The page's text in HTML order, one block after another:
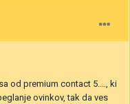
od premium contact 5...., ki
ovinkov, tak da ves